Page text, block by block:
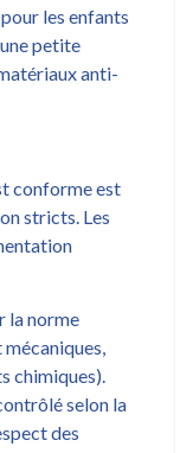
les enfants
petite
anti-
conforme est
stricts. Les
la norme
chimiques).
selon la
des